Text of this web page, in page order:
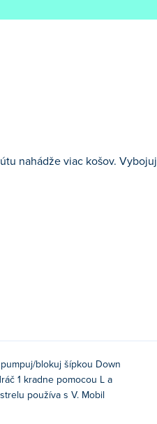
nahádže viac košov. Vybojuj
blokuj šípkou Down
1 kradne pomocou L a
používa s V. Mobil